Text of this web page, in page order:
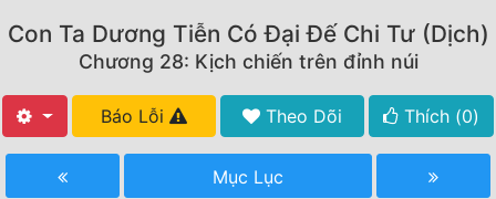
Thể Loại
Tất Cả
Hoàn Thành
Con Ta Dương Tiễn Có Đại Đế Chi Tư (Dịch)
Chương 28: Kịch chiến trên đỉnh núi
Báo Lỗi Theo Dõi Thích (0)
Mục Lục